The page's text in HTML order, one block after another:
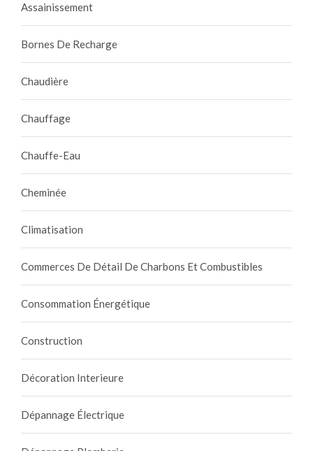
Assainissement
Bornes De Recharge
Chaudière
Chauffage
Chauffe-Eau
Cheminée
Climatisation
Commerces De Détail De Charbons Et Combustibles
Consommation Énergétique
Construction
Décoration Interieure
Dépannage Électrique